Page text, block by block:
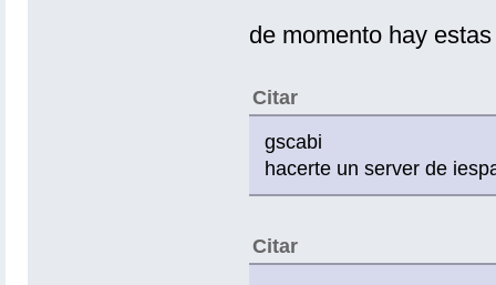
de momento hay
Citar
gscabi
hacerte un server de
Citar